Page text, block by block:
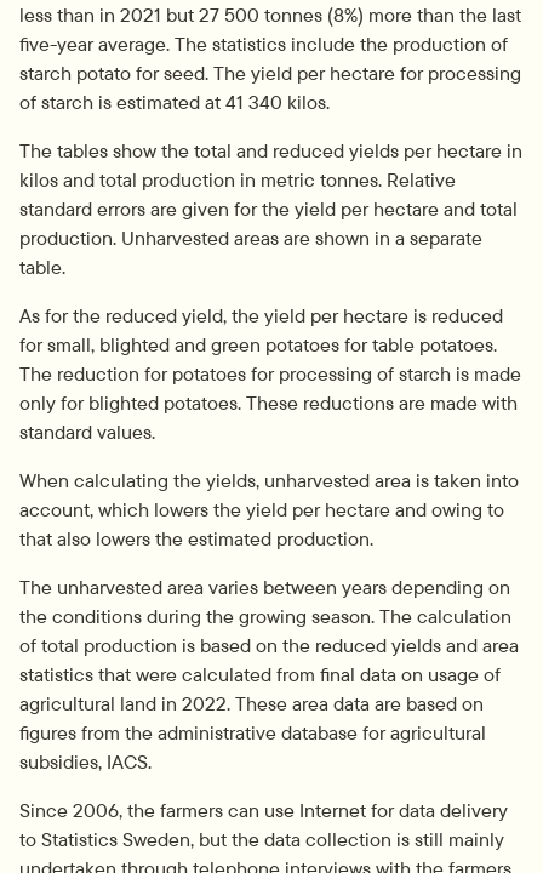
less than in 2021 but 27 500 tonnes (8%) more than the last
five-year average. The statistics include the production of
starch potato for seed. The yield per hectare for processing
of starch is estimated at 41 340 kilos.
The tables show the total and reduced yields per hectare in
kilos and total production in metric tonnes. Relative
standard errors are given for the yield per hectare and total
production. Unharvested areas are shown in a separate
table.
As for the reduced yield, the yield per hectare is reduced
for small, blighted and green potatoes for table potatoes.
The reduction for potatoes for processing of starch is made
only for blighted potatoes. These reductions are made with
standard values.
When calculating the yields, unharvested area is taken into
account, which lowers the yield per hectare and owing to
that also lowers the estimated production.
The unharvested area varies between years depending on
the conditions during the growing season. The calculation
of total production is based on the reduced yields and area
statistics that were calculated from final data on usage of
agricultural land in 2022. These area data are based on
figures from the administrative database for agricultural
subsidies, IACS.
Since 2006, the farmers can use Internet for data delivery
to Statistics Sweden, but the data collection is still mainly